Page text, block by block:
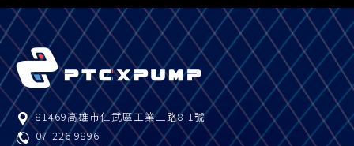
81469高雄市仁武區工業二路8-1號
07-226 9896